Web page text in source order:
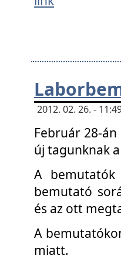
2012. 02. 26. -
Február 28-
új tagunknak
A
bemutató
és az ott
A
miatt.